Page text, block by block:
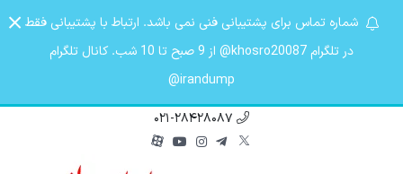
شماره تماس برای پشتیبانی فنی نمی باشد. ارتباط با پشتیبانی فقط
در تلگرام khosro20087@ از 9 صبح تا 10 شب. کانال تلگرام
irandump@
021-28428087